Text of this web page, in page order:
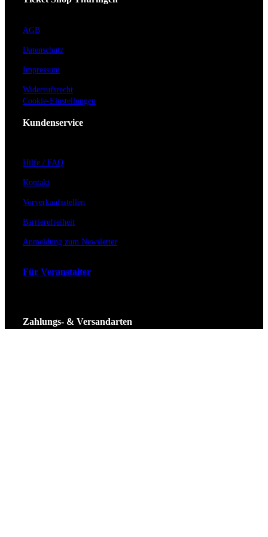
AGB
Datenschutz
Impressum
Widerrufsrecht
Cookie-Einstellungen
Kundenservice
Hilfe / FAQ
Kontakt
Vorverkaufsstellen
Barrierefreiheit
Anmeldung zum Newsletter
Für Veranstalter
Zahlungs- & Versandarten